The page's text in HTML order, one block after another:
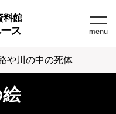
料館
ス menu
や川の中の死体